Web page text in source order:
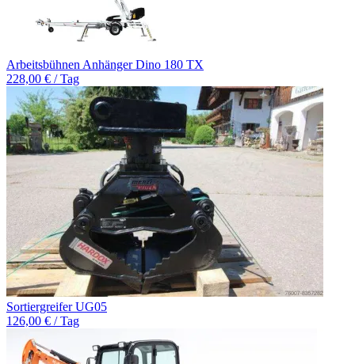
Arbeitsbühnen Anhänger Dino 180 TX
228,00 € / Tag
Sortiergreifer UG05
126,00 € / Tag